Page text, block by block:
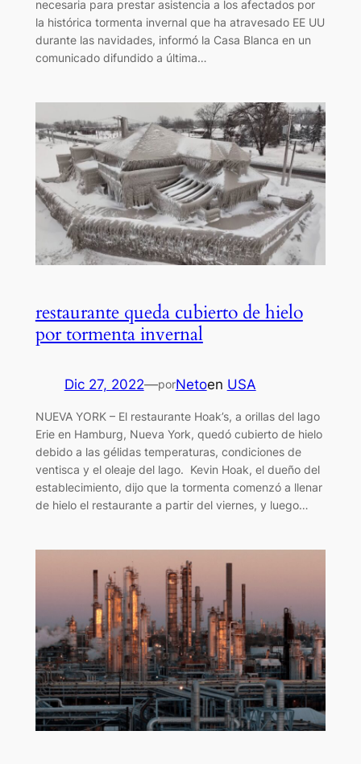
necesaria para prestar asistencia a los afectados por
la histórica tormenta invernal que ha atravesado EE UU
durante las navidades, informó la Casa Blanca en un
comunicado difundido a última…
restaurante queda cubierto de hielo
por tormenta invernal
Dic 27, 2022—porNetoen USA
NUEVA YORK – El restaurante Hoak’s, a orillas del lago
Erie en Hamburg, Nueva York, quedó cubierto de hielo
debido a las gélidas temperaturas, condiciones de
ventisca y el oleaje del lago. Kevin Hoak, el dueño del
establecimiento, dijo que la tormenta comenzó a llenar
de hielo el restaurante a partir del viernes, y luego…